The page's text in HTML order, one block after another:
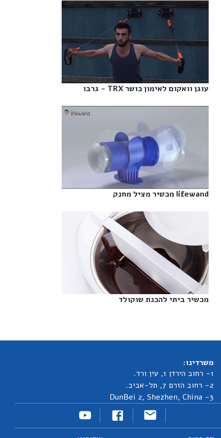
עוגן וואקום לאימון כושר TRX - גרבו‎
lifewand מכשיר מציל מחנק‎
מכשיר ביתי להכנת שוקולד‎
משרדינו:
1- רחוב הירדן 1, עין ורד.
2- רחוב הזרם 7, תל-אביב.
3- DunBei 2, Shezhen, China